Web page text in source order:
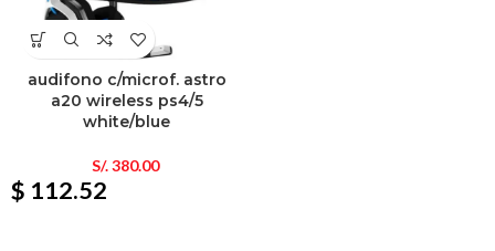
audifono c/microf. astro
a20 wireless ps4/5
white/blue
S/.380.00
$ 112.52